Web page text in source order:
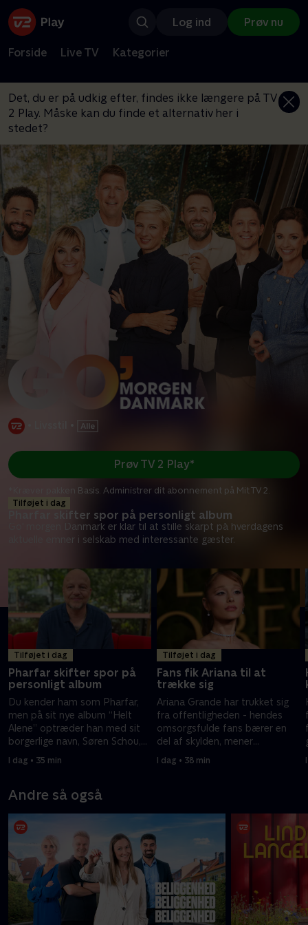
Log ind Prøv nu
Forside Live TV Kategorier
Det, du er på udkig efter, findes ikke længere på TV
2 Play. Måske kan du finde et alternativ her i
stedet?
Tilføjet i dag
Pharfar skifter spor på personligt album
Go' morgen Danmark er klar til at stille skarpt på hverdagens
aktuelle emner i selskab med interessante gæster.
Prøv TV 2 Play*
*Kræver pakken Basis. Administrer dit abonnement på Mit TV 2.
Tilføjet i dag
Pharfar skifter spor på
personligt album
Du kender ham som Pharfar,
men på sit nye album “Helt
Alene” optræder han med sit
borgerlige navn, Søren Schou,
I dag • 35 min
Tilføjet i dag
Fans fik Ariana til at
trække sig
Ariana Grande har trukket sig
fra offentligheden - hendes
omsorgsfulde fans bærer en
del af skylden, mener
I dag • 38 min
Andre så også